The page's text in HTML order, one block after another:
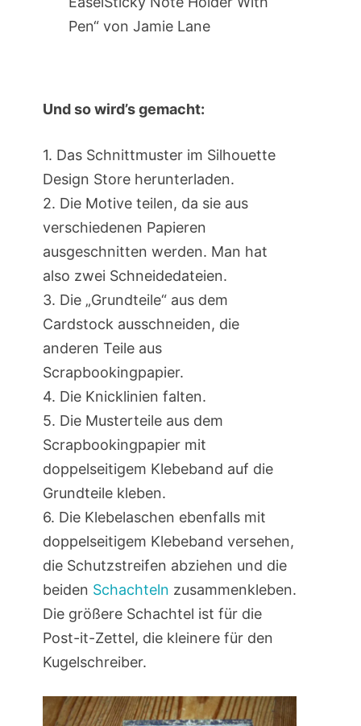
Pen“ von Jamie Lane
Und so wird’s gemacht:
1. Das Schnittmuster im Silhouette
Design Store herunterladen.
2. Die Motive teilen, da sie aus
verschiedenen Papieren
ausgeschnitten werden. Man hat
also zwei Schneidedateien.
3. Die „Grundteile“ aus dem
Cardstock ausschneiden, die
anderen Teile aus
Scrapbookingpapier.
4. Die Knicklinien falten.
5. Die Musterteile aus dem
Scrapbookingpapier mit
doppelseitigem Klebeband auf die
Grundteile kleben.
6. Die Klebelaschen ebenfalls mit
doppelseitigem Klebeband versehen,
die Schutzstreifen abziehen und die
beiden Schachteln zusammenkleben.
Die größere Schachtel ist für die
Post-it-Zettel, die kleinere für den
Kugelschreiber.